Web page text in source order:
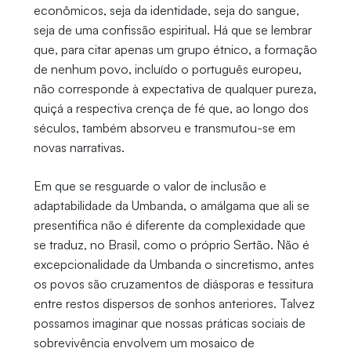
econômicos, seja da identidade, seja do sangue,
seja de uma confissão espiritual. Há que se lembrar
que, para citar apenas um grupo étnico, a formação
de nenhum povo, incluído o português europeu,
não corresponde à expectativa de qualquer pureza,
quiçá a respectiva crença de fé que, ao longo dos
séculos, também absorveu e transmutou-se em
novas narrativas.
Em que se resguarde o valor de inclusão e
adaptabilidade da Umbanda, o amálgama que ali se
presentifica não é diferente da complexidade que
se traduz, no Brasil, como o próprio Sertão. Não é
excepcionalidade da Umbanda o sincretismo, antes
os povos são cruzamentos de diásporas e tessitura
entre restos dispersos de sonhos anteriores. Talvez
possamos imaginar que nossas práticas sociais de
sobrevivência envolvem um mosaico de